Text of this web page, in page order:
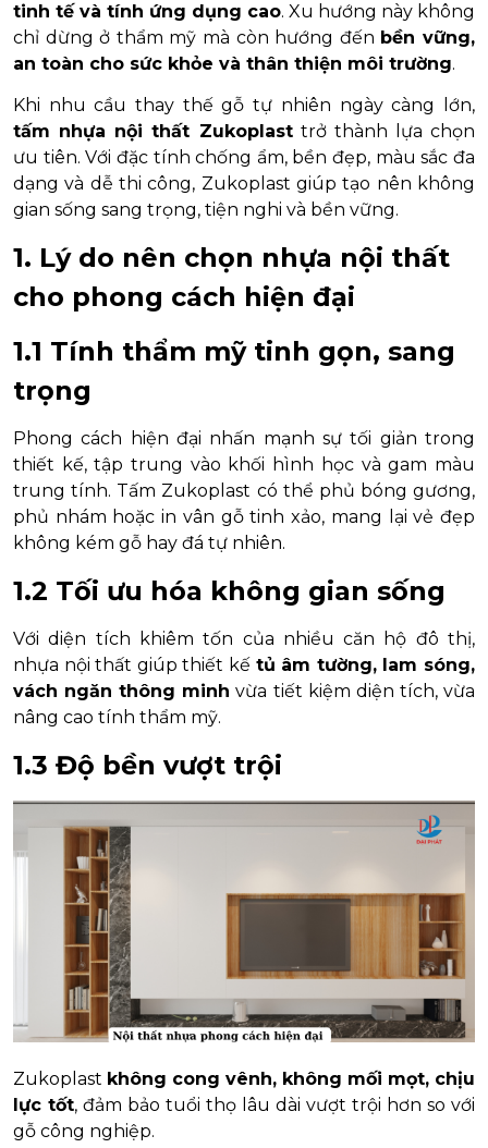
tinh tế và tính ứng dụng cao. Xu hướng này không
chỉ dừng ở thẩm mỹ mà còn hướng đến bền vững,
an toàn cho sức khỏe và thân thiện môi trường.
Khi nhu cầu thay thế gỗ tự nhiên ngày càng lớn,
tấm nhựa nội thất Zukoplasttrở thành lựa chọn
ưu tiên. Với đặc tính chống ẩm, bền đẹp, màu sắc đa
dạng và dễ thi công, Zukoplast giúp tạo nên không
gian sống sang trọng, tiện nghi và bền vững.
1. Lý do nên chọn nhựa nội thất
cho phong cách hiện đại
1.1 Tính thẩm mỹ tinh gọn, sang
trọng
Phong cách hiện đại nhấn mạnh sự tối giản trong
thiết kế, tập trung vào khối hình học và gam màu
trung tính. Tấm Zukoplast có thể phủ bóng gương,
phủ nhám hoặc in vân gỗ tinh xảo, mang lại vẻ đẹp
không kém gỗ hay đá tự nhiên.
1.2 Tối ưu hóa không gian sống
Với diện tích khiêm tốn của nhiều căn hộ đô thị,
nhựa nội thất giúp thiết kế tủ âm tường, lam sóng,
vách ngăn thông minh vừa tiết kiệm diện tích, vừa
nâng cao tính thẩm mỹ.
1.3 Độ bền vượt trội
Zukoplast không cong vênh, không mối mọt, chịu
lực tốt, đảm bảo tuổi thọ lâu dài vượt trội hơn so với
gỗ công nghiệp.